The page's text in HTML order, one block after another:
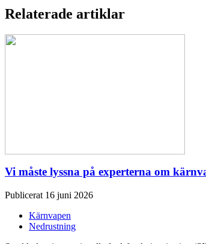
Relaterade artiklar
Vi måste lyssna på experterna om
Publicerat 16 juni 2026
Kärnvapen
Nedrustning